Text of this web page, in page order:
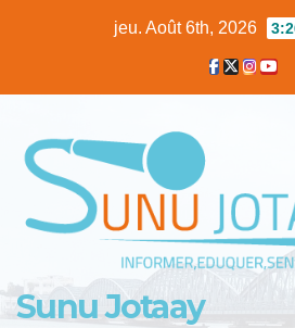
jeu. Août 6th, 2026
Sunu Jotaay